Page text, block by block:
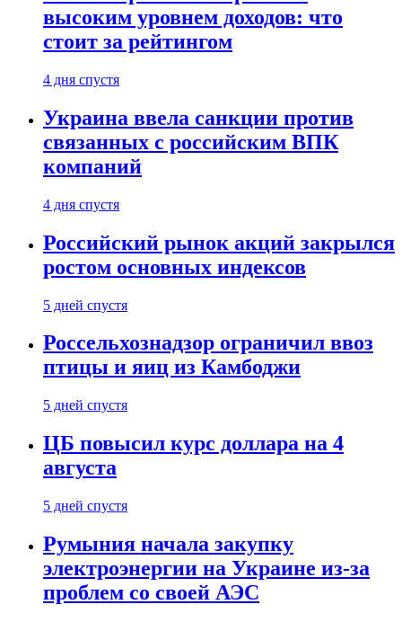
высоким уровнем доходов: что
стоит за рейтингом
4 дня спустя
Украина ввела санкции против
связанных с российским ВПК
компаний
4 дня спустя
Российский рынок акций закрылся
ростом основных индексов
5 дней спустя
Россельхознадзор ограничил ввоз
птицы и яиц из Камбоджи
5 дней спустя
ЦБ повысил курс доллара на 4
августа
5 дней спустя
Румыния начала закупку
электроэнергии на Украине из-за
проблем со своей АЭС